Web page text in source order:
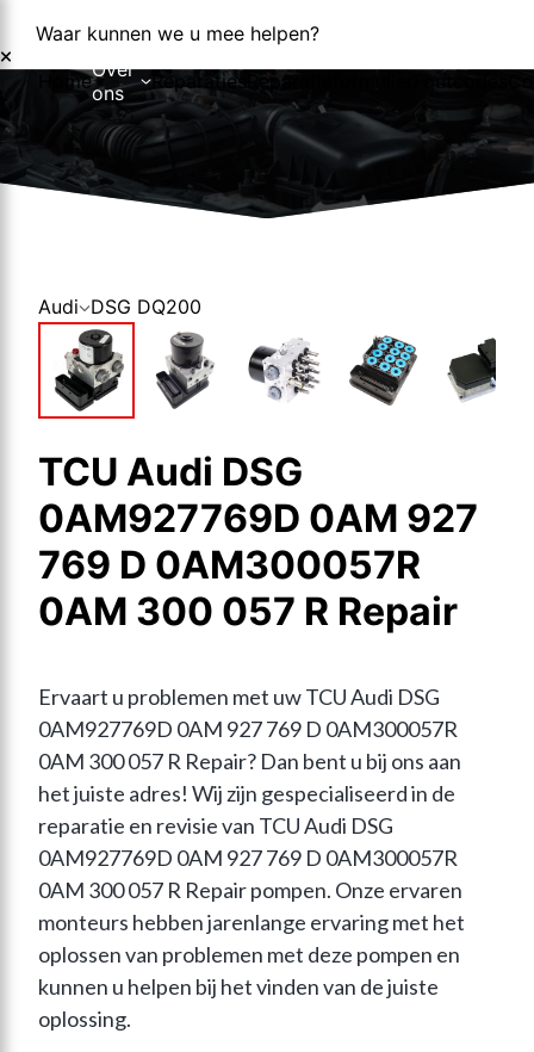
Waar kunnen we u mee helpen?
HomeOver
ons
Over ons
Nieuws
Reparaties Reparatieformulier Foutcodes
Audi DSG DQ200
TCU Audi DSG
0AM927769D 0AM 927
769 D 0AM300057R
0AM 300 057 R Repair
Ervaart u problemen met uw TCU Audi DSG
0AM927769D 0AM 927 769 D 0AM300057R
0AM 300 057 R Repair? Dan bent u bij ons aan
het juiste adres! Wij zijn gespecialiseerd in de
reparatie en revisie van TCU Audi DSG
0AM927769D 0AM 927 769 D 0AM300057R
0AM 300 057 R Repair pompen. Onze ervaren
monteurs hebben jarenlange ervaring met het
oplossen van problemen met deze pompen en
kunnen u helpen bij het vinden van de juiste
oplossing.